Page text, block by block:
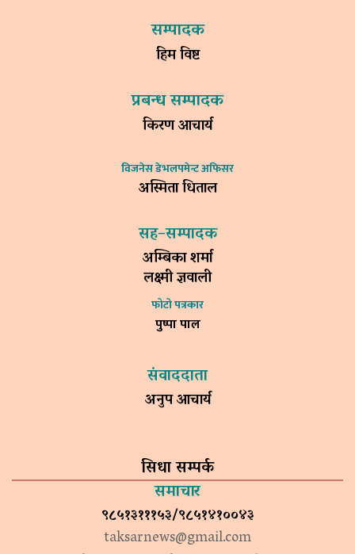
सम्पादक
हिम विष्ट
प्रबन्ध सम्पादक
किरण आचार्य
विजनेस डेभलपमेन्ट अफिसर
अस्मिता धिताल
सह–सम्पादक
अम्बिका शर्मा
लक्ष्मी ज्ञवाली
फोटो पत्रकार
पुष्पा पाल
संवाददाता
अनुप आचार्य
सिधा सम्पर्क
समाचार
९८५१३१११५३/९८५१४१००४३
taksarnews@gmail.com